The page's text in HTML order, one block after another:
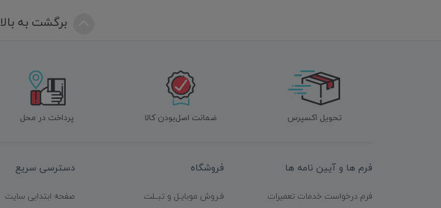
برگشت به بالا
تحویل اکسپرس ضمانت اصل‌بودن کالا پرداخت در محل
فرم ها و آیین نامه ها
فرم درخواست خدمات تعمیرات
فروشگاه
فـروش موبایـل و تبــلت
دسترسی سریع
صفحه ابتدایی سایت